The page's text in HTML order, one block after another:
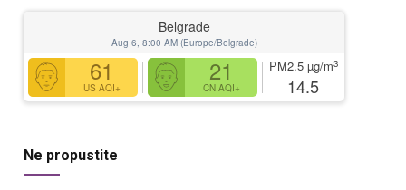
Belgrade
Aug 6, 8:00 AM (Europe/Belgrade)
61
US AQI+
21
CN AQI+
PM2.5 µg/m3
14.5
Ne propustite